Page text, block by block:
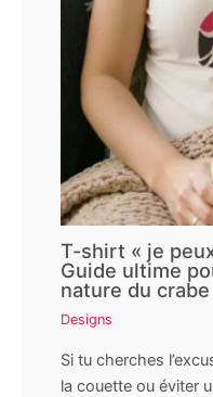
T-shirt « je
Guide ultime
nature du crabe
Designs
Si tu cherches
la couette ou éviter